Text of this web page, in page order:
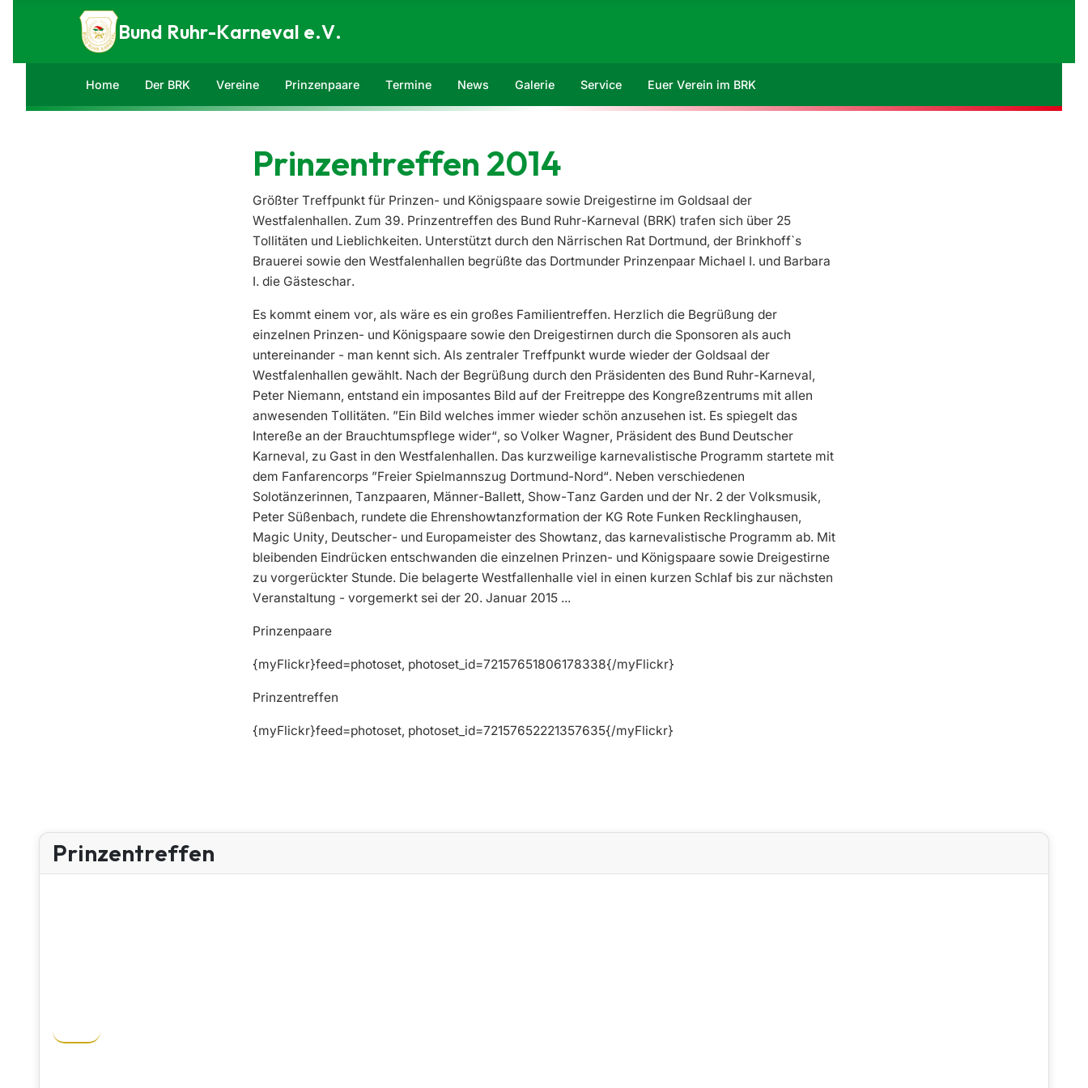
Zum Inhalt springen
Bund Ruhr-Karneval e.V.
Home Der BRK Vereine Prinzenpaare Termine News Galerie Service Euer Verein im BRK
Prinzentreffen 2014
Größter Treffpunkt für Prinzen- und Königspaare sowie Dreigestirne im Goldsaal der
Westfalenhallen. Zum 39. Prinzentreffen des Bund Ruhr-Karneval (BRK) trafen sich über 25
Tollitäten und Lieblichkeiten. Unterstützt durch den Närrischen Rat Dortmund, der Brinkhoff`s
Brauerei sowie den Westfalenhallen begrüßte das Dortmunder Prinzenpaar Michael I. und Barbara
I. die Gästeschar.
Es kommt einem vor, als wäre es ein großes Familientreffen. Herzlich die Begrüßung der
einzelnen Prinzen- und Königspaare sowie den Dreigestirnen durch die Sponsoren als auch
untereinander - man kennt sich. Als zentraler Treffpunkt wurde wieder der Goldsaal der
Westfalenhallen gewählt. Nach der Begrüßung durch den Präsidenten des Bund Ruhr-Karneval,
Peter Niemann, entstand ein imposantes Bild auf der Freitreppe des Kongreßzentrums mit allen
anwesenden Tollitäten. ”Ein Bild welches immer wieder schön anzusehen ist. Es spiegelt das
Intereße an der Brauchtumspflege wider“, so Volker Wagner, Präsident des Bund Deutscher
Karneval, zu Gast in den Westfalenhallen. Das kurzweilige karnevalistische Programm startete mit
dem Fanfarencorps ”Freier Spielmannszug Dortmund-Nord“. Neben verschiedenen
Solotänzerinnen, Tanzpaaren, Männer-Ballett, Show-Tanz Garden und der Nr. 2 der Volksmusik,
Peter Süßenbach, rundete die Ehrenshowtanzformation der KG Rote Funken Recklinghausen,
Magic Unity, Deutscher- und Europameister des Showtanz, das karnevalistische Programm ab. Mit
bleibenden Eindrücken entschwanden die einzelnen Prinzen- und Königspaare sowie Dreigestirne
zu vorgerückter Stunde. Die belagerte Westfallenhalle viel in einen kurzen Schlaf bis zur nächsten
Veranstaltung - vorgemerkt sei der 20. Januar 2015 ...
Prinzenpaare
{myFlickr}feed=photoset, photoset_id=72157651806178338{/myFlickr}
Prinzentreffen
{myFlickr}feed=photoset, photoset_id=72157652221357635{/myFlickr}
Prinzentreffen